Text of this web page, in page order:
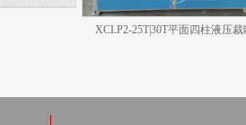
XCLP2-25T|30T平面四柱液压裁